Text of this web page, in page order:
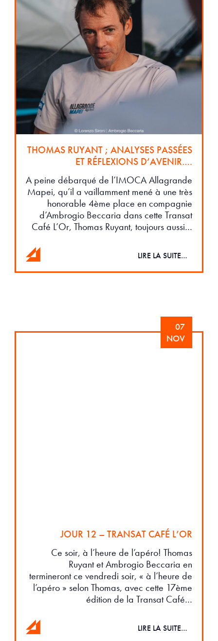
THOMAS RUYANT ; ANALYSES PASSÉES
ET RÉFLEXIONS D’AVENIR….
A peine débarqué de l’IMOCA Allagrande
Mapei, qu’il a vaillamment mené à une très
honorable 4ème place en compagnie
d’Ambrogio Beccaria dans cette Transat
Café L’Or, Thomas Ruyant, toujours aussi…
LIRE LA SUITE…
07
NOV
JOUR 12 – TRANSAT CAFÉ L’OR
Ce soir, à l’heure de l’apéro! Thomas
Ruyant et Ambrogio Beccaria en
termineront ce vendredi soir, « à l’heure de
l’apéro » selon Thomas, avec cette 17ème
édition de la Transat Café…
LIRE LA SUITE…